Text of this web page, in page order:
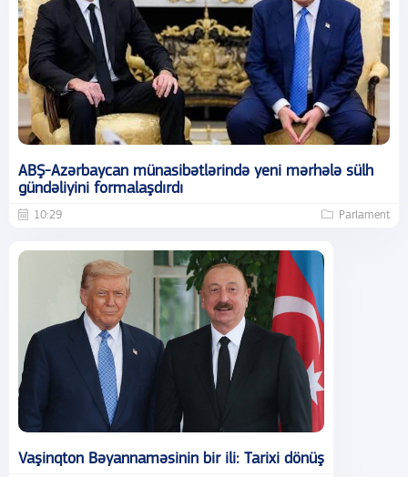
ABŞ-Azərbaycan münasibətlərində yeni mərhələ sülh
gündəliyini formalaşdırdı
10:29 Parlament
Vaşinqton Bəyannaməsinin bir ili: Tarixi dönüş